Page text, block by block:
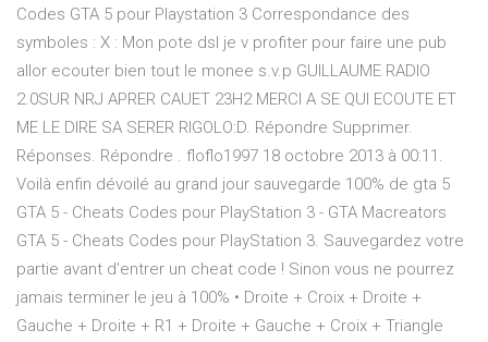
Codes GTA 5 pour Playstation 3 Correspondance des
symboles : X : Mon pote dsl je v profiter pour faire une pub
allor ecouter bien tout le monee s.v.p GUILLAUME RADIO
2.0SUR NRJ APRER CAUET 23H2 MERCI A SE QUI ECOUTE ET
ME LE DIRE SA SERER RIGOLO:D. Répondre Supprimer.
Réponses. Répondre . floflo1997 18 octobre 2013 à 00:11.
Voilà enfin dévoilé au grand jour sauvegarde 100% de gta 5
GTA 5 - Cheats Codes pour PlayStation 3 - GTA Macreators
GTA 5 - Cheats Codes pour PlayStation 3. Sauvegardez votre
partie avant d'entrer un cheat code ! Sinon vous ne pourrez
jamais terminer le jeu à 100% • Droite + Croix + Droite +
Gauche + Droite + R1 + Droite + Gauche + Croix + Triangle